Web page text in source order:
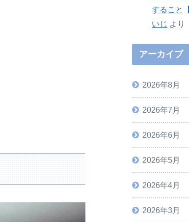
すること
いじ より
アーカイブ
2026年8月
2026年7月
2026年6月
2026年5月
2026年4月
2026年3月